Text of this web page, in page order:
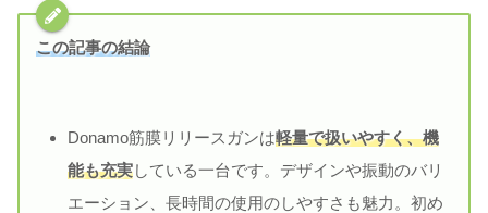
この記事の結論
Donamo筋膜リリースガンは軽量で扱いやすく、機
能も充実している一台です。デザインや振動のバリ
エーション、長時間の使用のしやすさも魅力。初め